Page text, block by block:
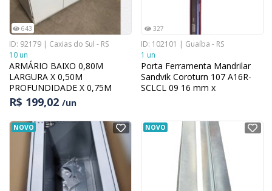
643
ID: 92179 | Caxias do Sul - RS
10 un
ARMÁRIO BAIXO 0,80M
LARGURA X 0,50M
PROFUNDIDADE X 0,75M
ALTURA
R$ 199,02 /un
327
ID: 102101 | Guaíba - RS
1 un
Porta Ferramenta Mandrilar
Sandvik Coroturn 107 A16R-
SCLCL 09 16 mm x
NOVO NOVO